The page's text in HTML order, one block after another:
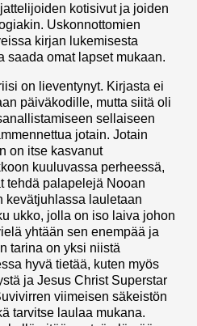
kotisivut ja joiden
Uskonnottomien
kirjan lukemisesta
saada omat lapset mukaan.
on lieventynyt. Kirjasta ei
päiväkodille, mutta siitä oli
sellaiseen
jotain. Jotain
on itse kasvanut
kuuluvassa perheessä,
tehdä palapelejä Nooan
kevätjuhlassa lauletaan
ukko, jolla on iso laiva johon
yhtään sen enempää ja
tarina on yksi niistä
hyvä tietää, kuten myös
ja Jesus Christ Superstar
viimeisen säkeistön
tarvitse laulaa mukana.